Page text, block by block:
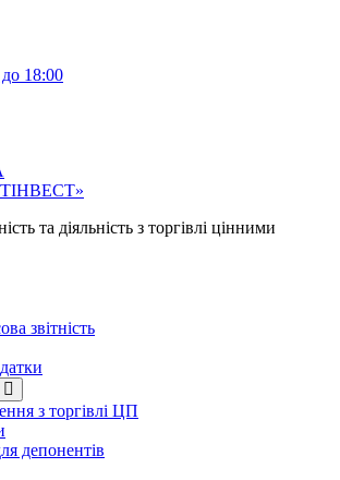
18:00
та діяльність з торгівлі цінними
звітність
з торгівлі ЦП
депонентів